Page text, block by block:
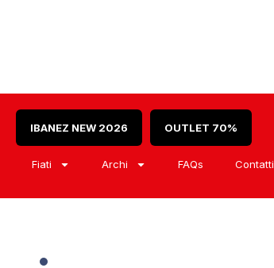
IBANEZ NEW 2026 OUTLET 70%
Fiati Archi FAQs Contatti